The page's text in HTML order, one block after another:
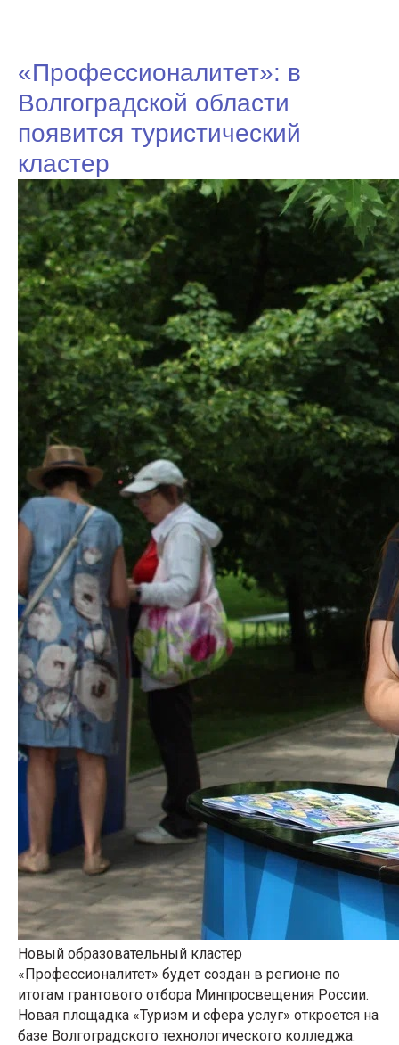
«Профессионалитет»: в
Волгоградской области
появится туристический
кластер
Новый образовательный кластер
«Профессионалитет» будет создан в регионе по
итогам грантового отбора Минпросвещения России.
Новая площадка «Туризм и сфера услуг» откроется на
базе Волгоградского технологического колледжа.